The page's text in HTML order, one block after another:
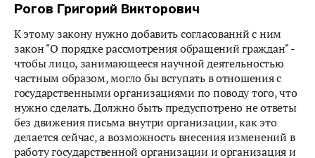
Рогов Григорий Викторович
К этому закону нужно добавить согласованнй с ним
закон "О порядке рассмотрения обращений граждан" -
чтобы лицо, занимающееся научной деятельностью
частным образом, могло бы вступать в отношения с
государственными организациями по поводу того, что
нужно сделать. Должно быть предуспотрено не ответы
без движения письма внутри организации, как это
делается сейчас, а возможность внесения изменений в
работу государственной организации и организация и